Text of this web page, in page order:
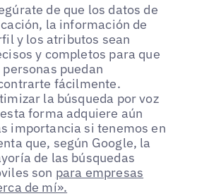
de que los datos de
la información de
y los atributos sean
y completos para que
personas puedan
fácilmente.
la búsqueda por voz
forma adquiere aún
importancia si tenemos en
que, según Google, la
de las búsquedas
son para empresas
de mí».